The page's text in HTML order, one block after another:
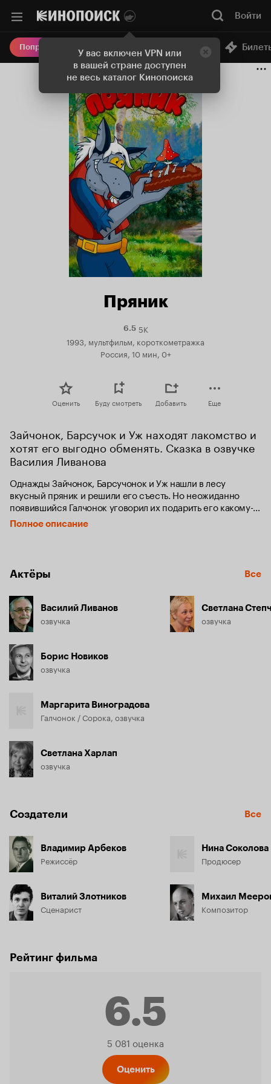
У вас включен VPN или
в вашей стране доступен
не весь каталог Кинопоиска
Войти
Попробовать Плюс Онлайн-кинотеатр
Пряник
6.5Рейтинг
6.5
5K
1993, мультфильм, короткометражка
Россия, 10 мин, 0+
Оценить Буду смотреть Добавить Еще
Зайчонок, Барсучок и Уж находят лакомство и
хотят его выгодно обменять. Сказка в озвучке
Василия Ливанова
Однажды Зайчонок, Барсучонок и Уж нашли в лесу
вкусный пряник и решили его съесть. Но неожиданно
появившийся Галчонок уговорил их подарить его какому-
нибудь хищнику на взаимовыгодных условиях. Пока они
подыскивали выгодную кандидатуру, пряник испортился.
Полное описание
Актёры Все
Василий Ливанов
озвучка
Борис Новиков
озвучка
Маргарита Виноградова
Галчонок / Сорока, озвучка
Светлана Харлап
озвучка
Светлана
озвучка
Создатели Все
Владимир Арбеков
Режиссёр
Виталий Злотников
Сценарист
Нина Соколова
Продюсер
Михаил
Композитор
Рейтинг фильма
6.5
Рейтинг
5 081 оценка
Оценить